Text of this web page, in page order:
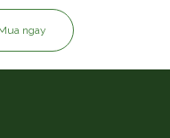
ngay